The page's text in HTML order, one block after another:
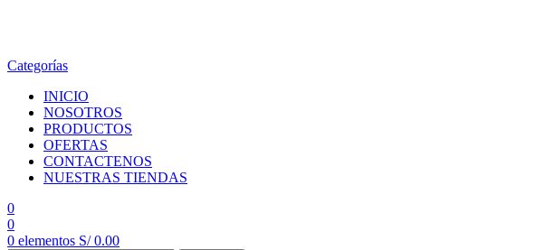
Categorías
INICIO
NOSOTROS
PRODUCTOS
OFERTAS
CONTACTENOS
NUESTRAS TIENDAS
0
0
0 elementos S/0.00